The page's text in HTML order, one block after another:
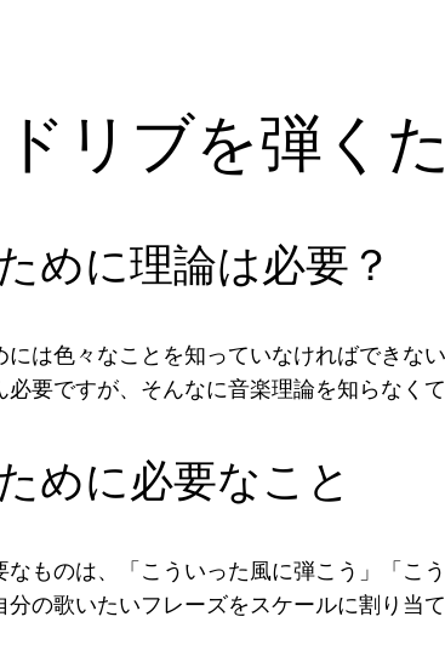
リブを弾く
めに理論は必要？
は色々なことを知っていなければできない
要ですが、そんなに音楽理論を知らなく
めに必要なこと
ものは、「こういった風に弾こう」「
の歌いたいフレーズをスケールに割り当